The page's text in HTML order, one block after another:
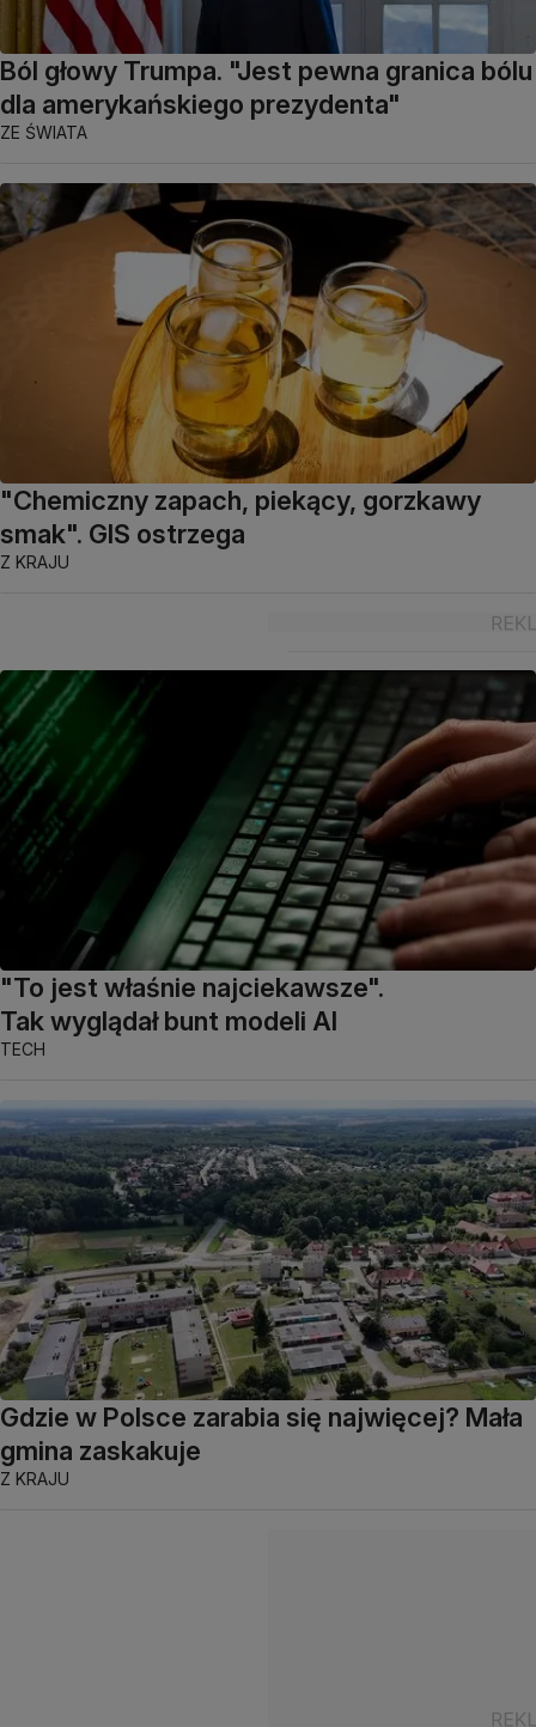
Ból głowy Trumpa. "Jest pewna granica bólu
dla amerykańskiego prezydenta"
ZE ŚWIATA
"Chemiczny zapach, piekący, gorzkawy
smak". GIS ostrzega
Z KRAJU
"To jest właśnie najciekawsze".
Tak wyglądał bunt modeli AI
TECH
Gdzie w Polsce zarabia się najwięcej? Mała
gmina zaskakuje
Z KRAJU